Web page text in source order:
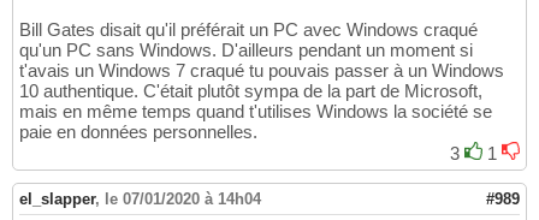
Bill Gates disait qu'il préférait un PC avec Windows craqué
qu'un PC sans Windows. D'ailleurs pendant un moment si
t'avais un Windows 7 craqué tu pouvais passer à un Windows
10 authentique. C'était plutôt sympa de la part de Microsoft,
mais en même temps quand t'utilises Windows la société se
paie en données personnelles.
3
1
el_slapper, le 07/01/2020 à 14h04 #989